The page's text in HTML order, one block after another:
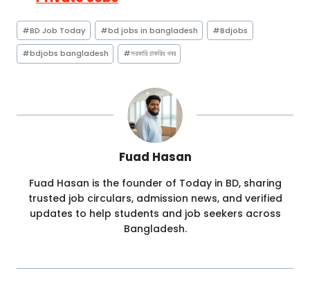
Post
Tags:
#BD Job Today #bd jobs in bangladesh #Bdjobs
#bdjobs bangladesh #সরকারি চাকরির খবর
Fuad Hasan
Fuad Hasan is the founder of Today in BD, sharing
trusted job circulars, admission news, and verified
updates to help students and job seekers across
Bangladesh.